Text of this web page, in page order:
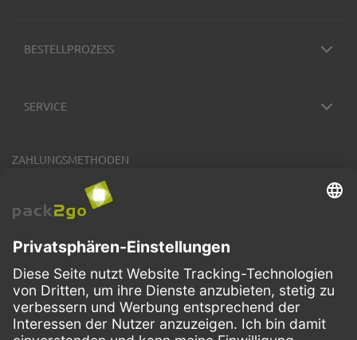
BESTELLPROZESS
SERVICE
ZAHLUNGSMETHODEN
VERSANDARTEN